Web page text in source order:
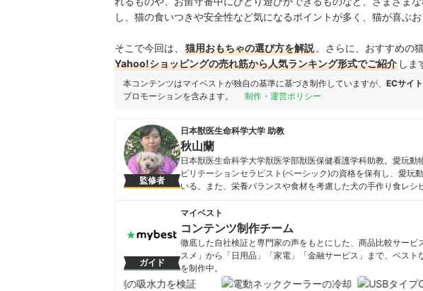
し、猫の食いつきや安全性など気になるポイントが多く、猫が喜ぶ
そこで今回は、 猫用おもちゃの選び方を解説 。さらに、おすすめの
Yahoo!ショッピングの売れ筋から人気ランキング形式でご紹介 しま
本コンテンツはマイベストが独自の基準に基づき制作していますが、 ECサイ
プロモーションを含みます。
制作・運営ポリシー
監修者
日本獣医生命科学大学 助教
秋山蘭
日本獣医生命科学大学獣医学部獣医保健看護学科助教。愛玩
ビリテーションセラピスト(ベーシック)の資格を保有し、愛玩
いる。また、栄養バランスや食材を考慮した犬の手作り食レシ
ガイド
マイベスト
コンテンツ制作チーム
徹底した自社検証と専門家の声をもとにした、商品比較サー
スメ」から「日用品」「家電」「金融サービス」まで、ベス
を制作中。
コンテンツ制作チームのプロフィール